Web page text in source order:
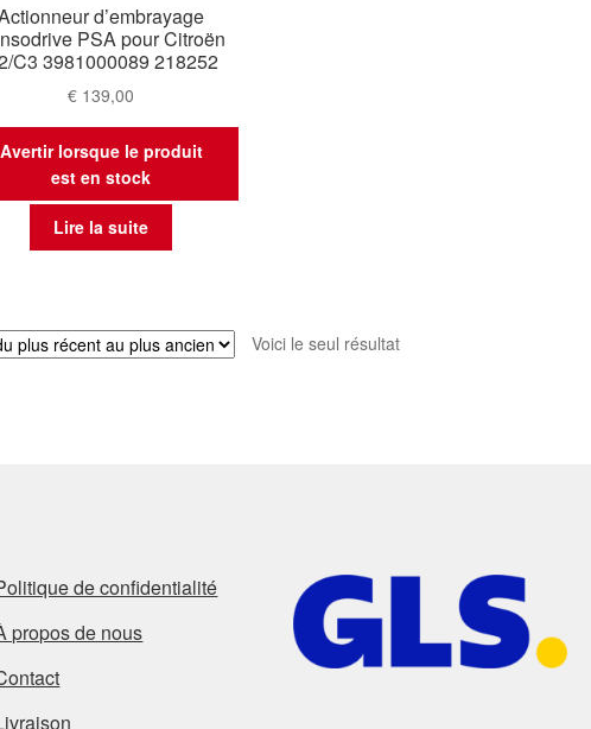
d’embrayage
PSA pour Citroën
C3 3981000089 218252
€ 139,00
Avertir lorsque le produit
est en stock
Lire la suite
Voici le seul résultat
de confidentialité
propos de nous